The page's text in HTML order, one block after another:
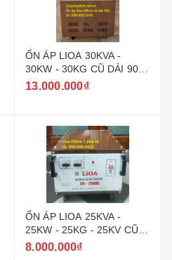
ỔN ÁP LIOA 30KVA -
30KW - 30KG CŨ DẢI 90V
~ 250V MODEL DRI -
13.000.000₫
ỔN ÁP LIOA 25KVA -
25KW - 25KG - 25KV CŨ
DẢI 150V ~ 250V MODEL
8.000.000₫